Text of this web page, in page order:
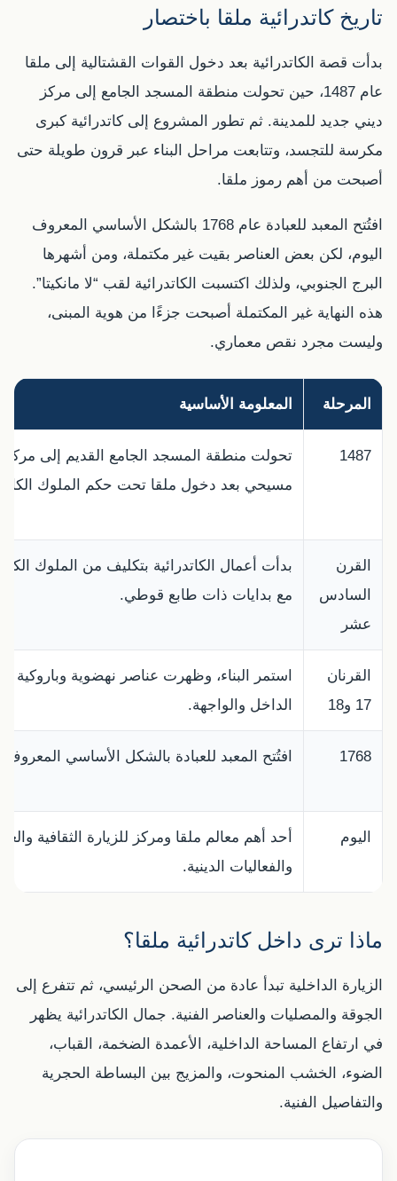
تاريخ كاتدرائية ملقا باختصار
بدأت قصة الكاتدرائية بعد دخول القوات القشتالية إلى ملقا
عام 1487، حين تحولت منطقة المسجد الجامع إلى مركز
ديني جديد للمدينة. ثم تطور المشروع إلى كاتدرائية كبرى
مكرسة للتجسد، وتتابعت مراحل البناء عبر قرون طويلة حتى
أصبحت من أهم رموز ملقا.
افتُتح المعبد للعبادة عام 1768 بالشكل الأساسي المعروف
اليوم، لكن بعض العناصر بقيت غير مكتملة، ومن أشهرها
البرج الجنوبي، ولذلك اكتسبت الكاتدرائية لقب “لا مانكيتا”.
هذه النهاية غير المكتملة أصبحت جزءًا من هوية المبنى،
وليست مجرد نقص معماري.
المرحلة المعلومة الأساسية
1487
تحولت منطقة المسجد الجامع القديم إلى مركز
مسيحي بعد دخول ملقا تحت حكم الملوك
القرن
السادس
عشر
بدأت أعمال الكاتدرائية بتكليف من الملوك
مع بدايات ذات طابع قوطي.
القرنان
17 و18
استمر البناء، وظهرت عناصر نهضوية وباروكية
الداخل والواجهة.
1768 افتُتح المعبد للعبادة بالشكل الأساسي المعروف
اليوم
أحد أهم معالم ملقا ومركز للزيارة الثقافية
والفعاليات الدينية.
ماذا ترى داخل كاتدرائية ملقا؟
الزيارة الداخلية تبدأ عادة من الصحن الرئيسي، ثم تتفرع إلى
الجوقة والمصليات والعناصر الفنية. جمال الكاتدرائية يظهر
في ارتفاع المساحة الداخلية، الأعمدة الضخمة، القباب،
الضوء، الخشب المنحوت، والمزيج بين البساطة الحجرية
والتفاصيل الفنية.